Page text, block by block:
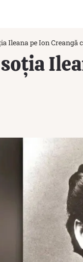
Ileana pe Ion Creangă